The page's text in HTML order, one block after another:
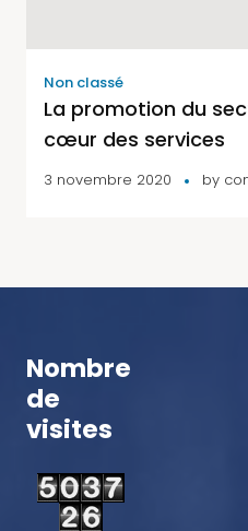
Non classé
La promotion du
cœur des services
3 novembre 2020 by
Nombre
de
visites